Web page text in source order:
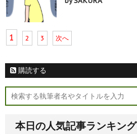
1 2 3 次へ
購読する
本日の人気記事ランキング